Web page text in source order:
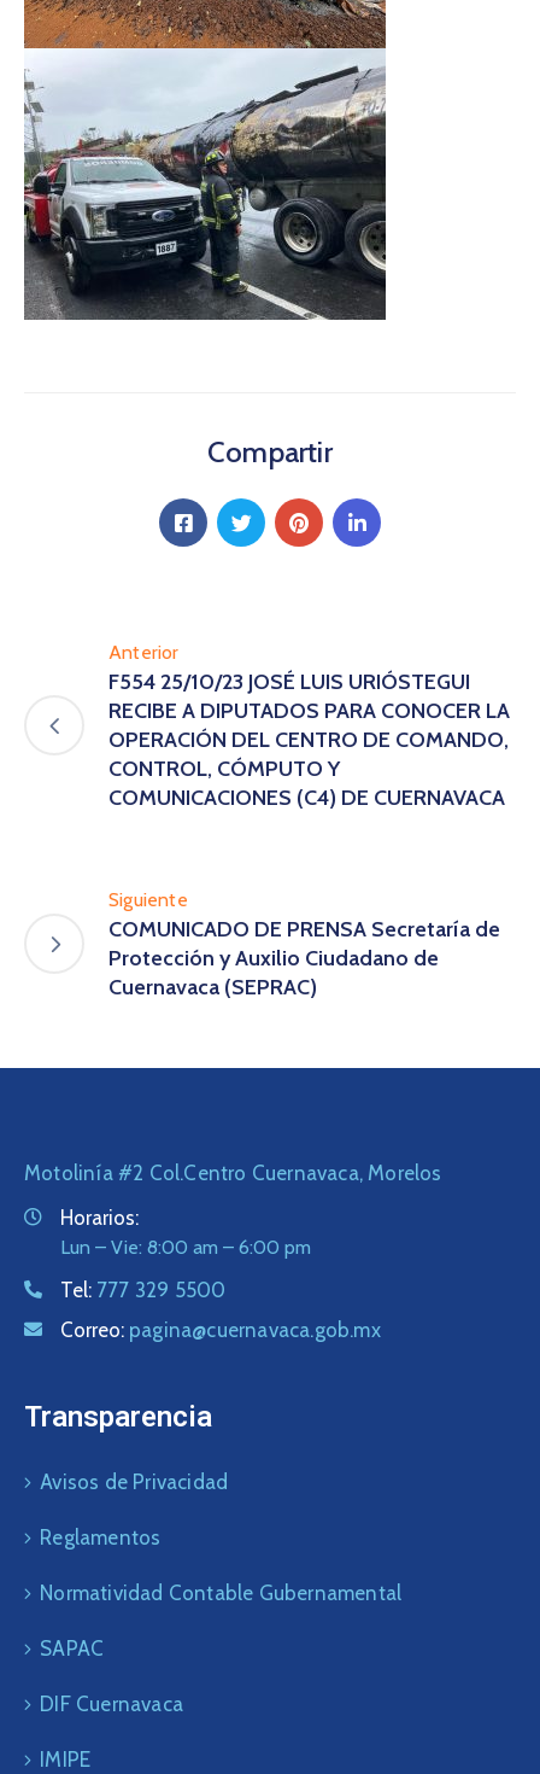
Compartir
Anterior
F554 25/10/23 JOSÉ LUIS URIÓSTEGUI
RECIBE A DIPUTADOS PARA CONOCER LA
OPERACIÓN DEL CENTRO DE COMANDO,
CONTROL, CÓMPUTO Y
COMUNICACIONES (C4) DE CUERNAVACA
Siguiente
COMUNICADO DE PRENSA Secretaría de
Protección y Auxilio Ciudadano de
Cuernavaca (SEPRAC)
Motolinía #2 Col.Centro Cuernavaca, Morelos
Horarios:
Lun – Vie: 8:00 am – 6:00 pm
Tel: 777 329 5500
Correo: pagina@cuernavaca.gob.mx
Transparencia
Avisos de Privacidad
Reglamentos
Normatividad Contable Gubernamental
SAPAC
DIF Cuernavaca
IMIPE